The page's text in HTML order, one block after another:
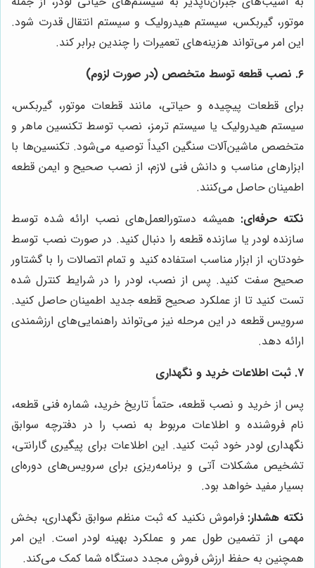
موتور، گیربکس، سیستم هیدرولیک و سیستم انتقال قدرت شود.
این امر می‌تواند هزینه‌های تعمیرات را چندین برابر کند.
۶. نصب قطعه توسط متخصص (در صورت لزوم)
برای قطعات پیچیده و حیاتی، مانند قطعات موتور، گیربکس،
سیستم هیدرولیک یا سیستم ترمز، نصب توسط تکنسین ماهر و
متخصص ماشین‌آلات سنگین اکیداً توصیه می‌شود. تکنسین‌ها با
ابزارهای مناسب و دانش فنی لازم، از نصب صحیح و ایمن قطعه
اطمینان حاصل می‌کنند.
نکته حرفه‌ای: همیشه دستورالعمل‌های نصب ارائه شده توسط
سازنده لودر یا سازنده قطعه را دنبال کنید. در صورت نصب توسط
خودتان، از ابزار مناسب استفاده کنید و تمام اتصالات را با گشتاور
صحیح سفت کنید. پس از نصب، لودر را در شرایط کنترل شده
تست کنید تا از عملکرد صحیح قطعه جدید اطمینان حاصل کنید.
سرویس قطعه در این مرحله نیز می‌تواند راهنمایی‌های ارزشمندی
ارائه دهد.
۷. ثبت اطلاعات خرید و نگهداری
پس از خرید و نصب قطعه، حتماً تاریخ خرید، شماره فنی قطعه،
نام فروشنده و اطلاعات مربوط به نصب را در دفترچه سوابق
نگهداری لودر خود ثبت کنید. این اطلاعات برای پیگیری گارانتی،
تشخیص مشکلات آتی و برنامه‌ریزی برای سرویس‌های دوره‌ای
بسیار مفید خواهد بود.
نکته هشدار: فراموش نکنید که ثبت منظم سوابق نگهداری، بخش
مهمی از تضمین طول عمر و عملکرد بهینه لودر است. این امر
همچنین به حفظ ارزش فروش مجدد دستگاه شما کمک می‌کند.